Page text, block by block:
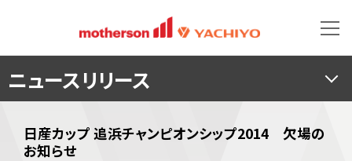
ニュースリリース
日産カップ 追浜チャンピオンシップ2014 欠場の
お知らせ